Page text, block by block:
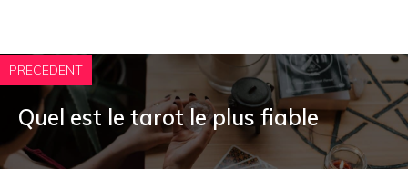
PRECEDENT
Quel est le tarot le plus fiable